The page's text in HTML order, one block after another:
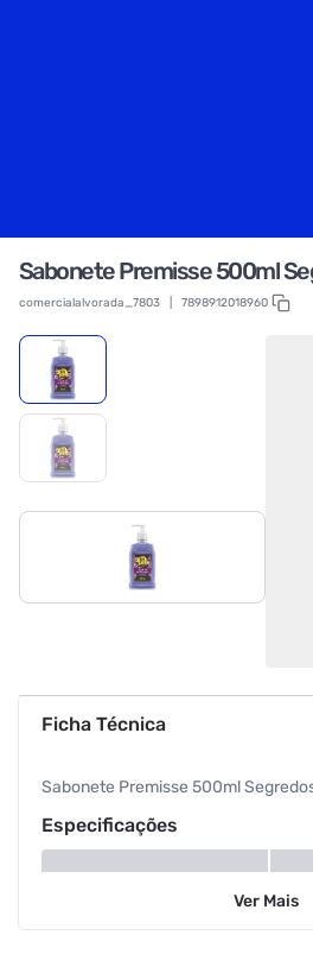
Sabonete Premisse 500ml
comercialalvorada_7803 7898912018960
Ficha Técnica
Sabonete Premisse 500ml
Especificações
Ver Mais